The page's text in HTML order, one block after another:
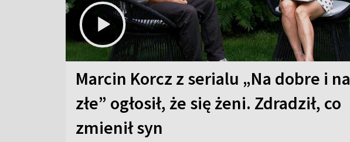
Marcin Korcz z serialu „Na dobre i na
złe” ogłosił, że się żeni. Zdradził, co
zmienił syn